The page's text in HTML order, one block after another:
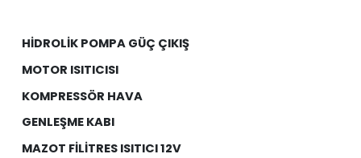
HİDROLİK POMPA GÜÇ ÇIKIŞ
MOTOR ISITICISI
KOMPRESSÖR HAVA
GENLEŞME KABI
MAZOT FİLİTRES ISITICI 12V